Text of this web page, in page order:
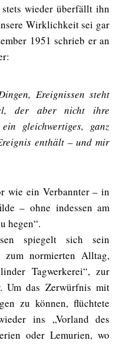
wieder überfällt ihn
Wirklichkeit sei gar
1951 schrieb er an
Ereignissen steht
der aber nicht ihre
gleichwertiges, ganz
enthält – und mir
wie ein Verbannter – in
– ohne indessen am
hegen“.
spiegelt sich sein
zum normierten Alltag,
Tagwerkerei“, zur
Um das Zerwürfnis mit
zu können, flüchtete
ins „Vorland des
oder Lemurien, wo